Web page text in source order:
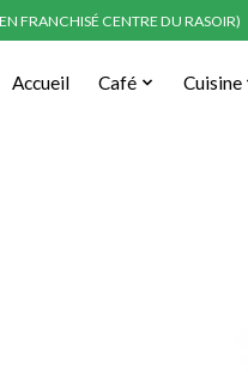
FRANCHISÉ CENTRE DU RASOIR)
Accueil Café Cuisine